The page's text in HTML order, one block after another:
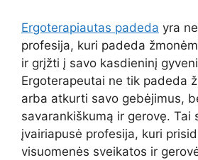
Ergoterapiautas padeda yra
profesija, kuri padeda
ir grįžti į savo kasdieninį
Ergoterapeutai ne tik padeda
arba atkurti savo gebėjimus,
savarankiškumą ir gerovę. Tai
įvairiapusė profesija, kuri
visuomenės sveikatos ir